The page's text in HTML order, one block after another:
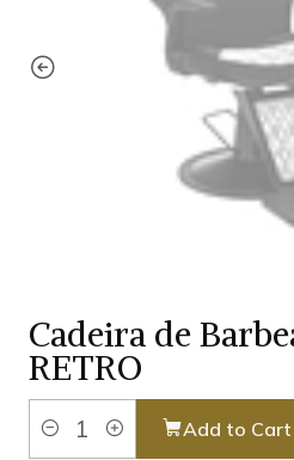
Cadeira de
RETRO
Quantity
Add to Cart